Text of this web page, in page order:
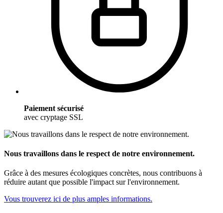
Paiement sécurisé
avec cryptage SSL
Nous travaillons dans le respect de notre environnement.
Grâce à des mesures écologiques concrètes, nous contribuons à
réduire autant que possible l'impact sur l'environnement.
Vous trouverez ici de plus amples informations.